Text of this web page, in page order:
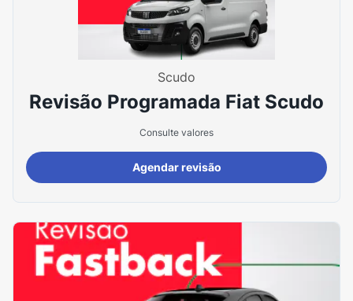
Scudo
Revisão Programada Fiat Scudo
Consulte valores
Agendar revisão